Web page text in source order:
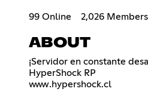
99 Online 2,026 Members
ABOUT
¡Servidor en constante
HyperShock RP
www.hypershock.cl